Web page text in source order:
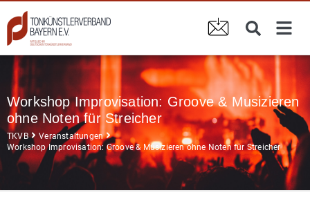
Workshop Improvisation: Groove & Musizieren
ohne Noten für Streicher
TKVB
Veranstaltungen
Workshop Improvisation: Groove & Musizieren ohne Noten für Streicher